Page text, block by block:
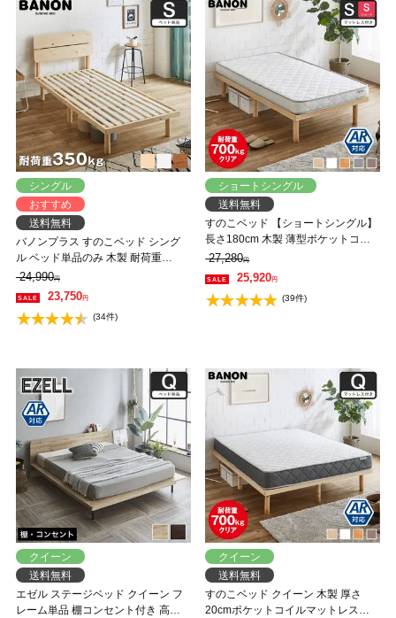
シングル
おすすめ
送料無料
バノンプラス すのこベッド シング
ル ベッド単品のみ 木製 耐荷重
350kg 組立簡単 棚付き コンセント
高さ4段階 【大型家具配送】
24,990円
23,750円
(34件)
ショートシングル
送料無料
すのこベッド 【ショートシングル】
長さ180cm 木製 薄型ポケットコイ
ルマットレスセット 耐荷重350kg 組
立簡単 高さ4段階 低ホルムアルデヒ
ド バノン【AR】
27,280円
25,920円
(39件)
クイーン
送料無料
エゼル ステージベッド クイーン フ
レーム単品 棚コンセント付き 高さ
クイーン
送料無料
すのこベッド クイーン 木製 厚さ
20cmポケットコイルマットレスセ